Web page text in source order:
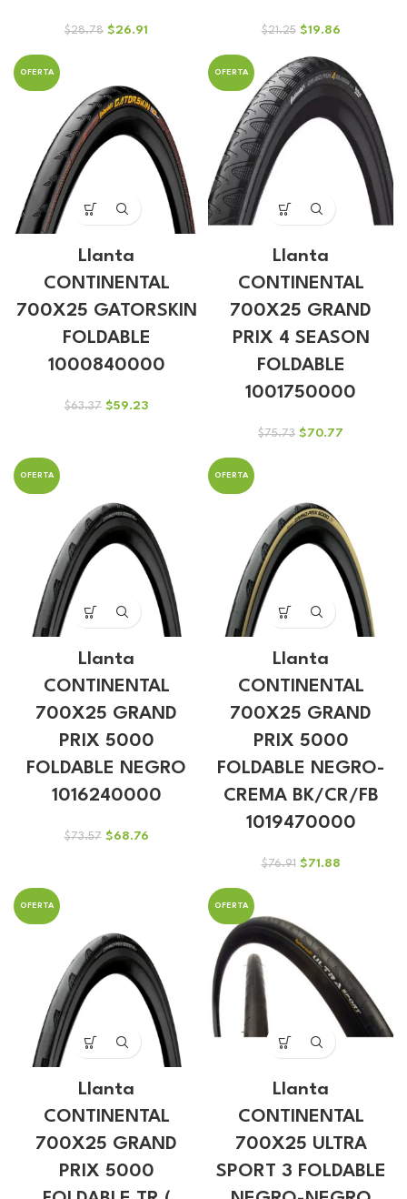
$28.78 El
$28.78.
$26.91
$26.91.
$21.25 El
original
era:
$21.25.
$19.86El
actual
es:
$19.86.
OFERTA
Llanta
CONTINENTAL
700X25 GATORSKIN
FOLDABLE
1000840000
$63.37 El
$59.23El
OFERTA
Llanta
CONTINENTAL
700X25 GRAND
PRIX 4 SEASON
FOLDABLE
1001750000
$75.73 El
$75.73.
$70.77
OFERTA
Llanta
CONTINENTAL
700X25 GRAND
PRIX 5000
FOLDABLE NEGRO
1016240000
$73.57 El
$68.76El
OFERTA
Llanta
CONTINENTAL
700X25 GRAND
PRIX 5000
FOLDABLE NEGRO-
CREMA BK/CR/FB
1019470000
$76.91 El
$76.91.
$71.88El
OFERTA
Llanta
CONTINENTAL
700X25 GRAND
PRIX 5000
OFERTA
Llanta
CONTINENTAL
700X25 ULTRA
SPORT 3 FOLDABLE